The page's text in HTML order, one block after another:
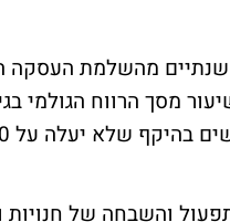
מהשלמת העסקה
מסך הרווח הגולמי
והשבחה של חנויות